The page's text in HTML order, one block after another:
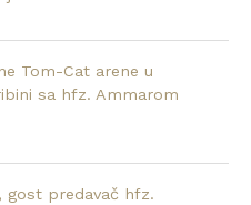
Tom-Cat arene u
sa hfz. Ammarom
gost predavač hfz.